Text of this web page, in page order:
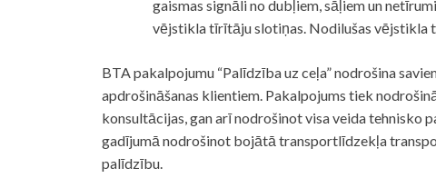
gaismas signāli no dubļiem, sāļiem un
vējstikla tīrītāju slotiņas. Nodilušas vējstikla
BTA pakalpojumu “Palīdzība uz ceļa” nodrošina
apdrošināšanas klientiem. Pakalpojums tiek
konsultācijas, gan arī nodrošinot visa veida tehnisko
gadījumā nodrošinot bojātā transportlīdzekļa
palīdzību.